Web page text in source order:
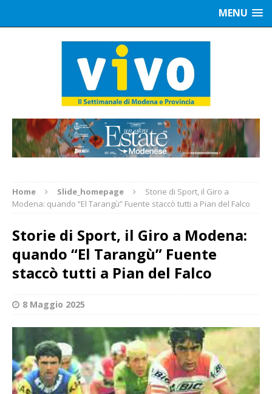
MENU
Home Slide_homepage
Storie di Sport, il Giro a
Modena: quando “El Tarangù” Fuente staccò tutti a Pian del Falco
Storie di Sport, il Giro a Modena:
quando “El Tarangù” Fuente
staccò tutti a Pian del Falco
8 Maggio 2025